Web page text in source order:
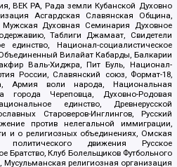
ВЕК РА, Рада земли Кубанской Духовно
Асгардская Славянская Община,
Духовная Семинария Духовное
Таблиги Джамаат, Свидетели
единство, Национал-социалистическое
Вилайат Кабарды, Балкарии
Валь-Хиджра, Пит Буль, Национал-
России, Славянский союз, Формат-18,
Армия воли народа, Национальная
города Череповца, Духовно-Родовая
единство, Древнерусской
Староверов-Инглингов, Русский
против нелегальной иммиграции,
и о религиозных объединениях, Омская
политического движения Русское
Братство, Клуб Болельщиков Футбольного
религиозная организация